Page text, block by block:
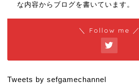
な内容からブログを書いています。
＼ Follow me ／
Tweets by sefgamechannel